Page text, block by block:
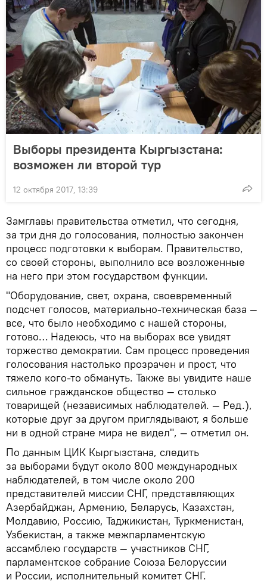
Выборы президента Кыргызстана:
возможен ли второй тур
12 октября 2017, 13:39
Замглавы правительства отметил, что сегодня,
за три дня до голосования, полностью закончен
процесс подготовки к выборам. Правительство,
со своей стороны, выполнило все возложенные
на него при этом государством функции.
"Оборудование, свет, охрана, своевременный
подсчет голосов, материально-техническая база —
все, что было необходимо с нашей стороны,
готово… Надеюсь, что на выборах все увидят
торжество демократии. Сам процесс проведения
голосования настолько прозрачен и прост, что
тяжело кого-то обмануть. Также вы увидите наше
сильное гражданское общество — столько
товарищей (независимых наблюдателей. — Ред.),
которые друг за другом приглядывают, я больше
ни в одной стране мира не видел", — отметил он.
По данным ЦИК Кыргызстана, следить
за выборами будут около 800 международных
наблюдателей, в том числе около 200
представителей миссии СНГ, представляющих
Азербайджан, Армению, Беларусь, Казахстан,
Молдавию, Россию, Таджикистан, Туркменистан,
Узбекистан, а также межпарламентскую
ассамблею государств — участников СНГ,
парламентское собрание Союза Белоруссии
и России, исполнительный комитет СНГ.